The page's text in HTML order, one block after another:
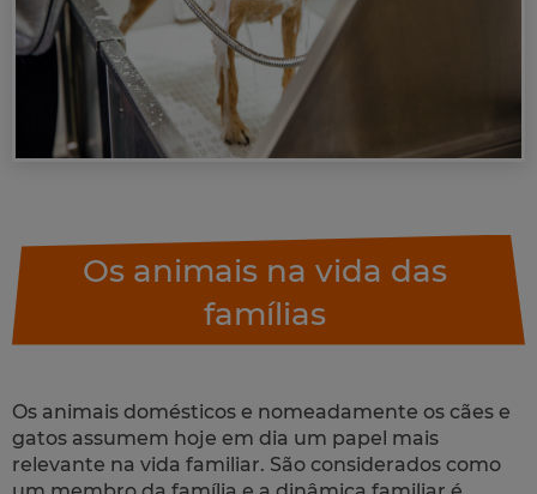
Os animais na vida das
famílias
Os animais domésticos e nomeadamente os cães e
gatos assumem hoje em dia um papel mais
relevante na vida familiar. São considerados como